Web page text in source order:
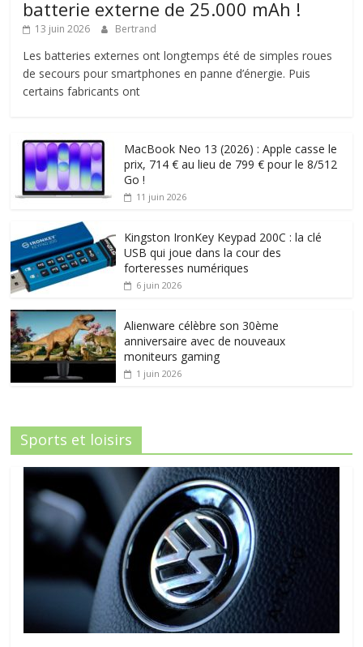
batterie externe de 25.000 mAh !
13 juin 2026 Bertrand
Les batteries externes ont longtemps été de simples roues
de secours pour smartphones en panne d’énergie. Puis
certains fabricants ont
MacBook Neo 13 (2026) : Apple casse le
prix, 714 € au lieu de 799 € pour le 8/512
Go !
11 juin 2026
Kingston IronKey Keypad 200C : la clé
USB qui joue dans la cour des
forteresses numériques
6 juin 2026
Alienware célèbre son 30ème
anniversaire avec de nouveaux
moniteurs gaming
1 juin 2026
Sports et loisirs